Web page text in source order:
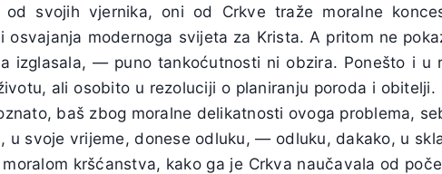
od svojih vjernika, oni od Crkve traže moralne
osvajanja modernoga svijeta za Krista. A pritom ne
izglasala, — puno tankoćutnosti ni obzira. Ponešto i u
ali osobito u rezoluciji o planiranju poroda i
baš zbog moralne delikatnosti ovoga problema,
u svoje vrijeme, donese odluku, — odluku, dakako, u
kršćanstva, kako ga je Crkva naučavala od